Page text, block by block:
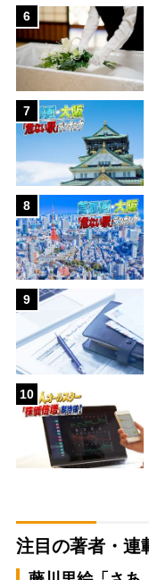
6
7
8
9
10
注目の著者・連